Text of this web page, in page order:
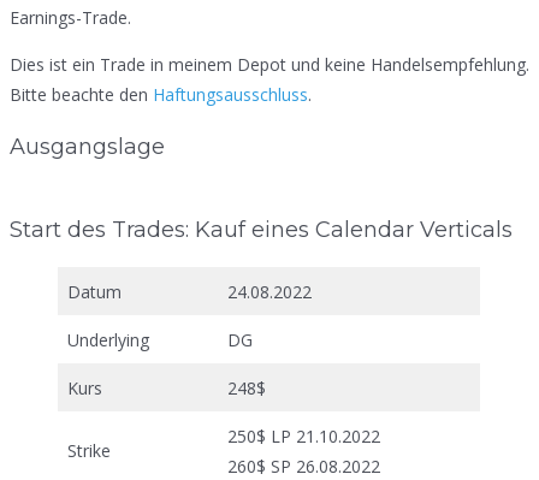
Earnings-Trade.
Dies ist ein Trade in meinem Depot und keine Handelsempfehlung.
Bitte beachte den Haftungsausschluss.
Ausgangslage
Start des Trades: Kauf eines Calendar Verticals
Datum 24.08.2022
Underlying DG
Kurs 248$
Strike
250$ LP 21.10.2022
260$ SP 26.08.2022